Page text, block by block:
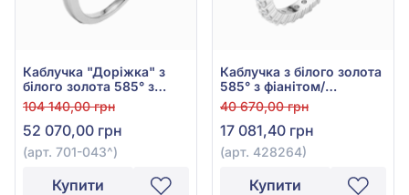
Каблучка "Доріжка" з
білого золота 585° з
діамантами 0,26ct, арт.
701-043
104 140,00 грн
52 070,00 грн
(арт. 701-043^)
Купити
Каблучка з білого золота
585° з фіанітом/
куб.цирконієм, арт.
428264
40 670,00 грн
17 081,40 грн
(арт. 428264)
Купити